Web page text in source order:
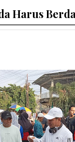
Harus